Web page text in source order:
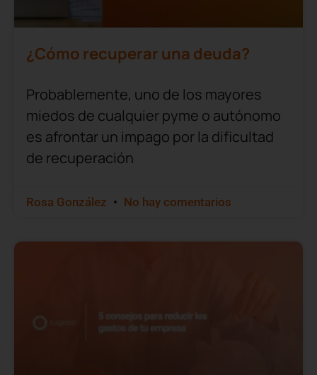
¿Cómo recuperar una deuda?
Probablemente, uno de los mayores
miedos de cualquier pyme o autónomo
es afrontar un impago por la dificultad
de recuperación
Rosa González No hay comentarios